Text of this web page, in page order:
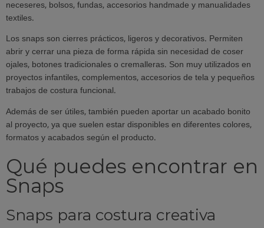
neceseres, bolsos, fundas, accesorios handmade y manualidades
textiles.
Los snaps son cierres prácticos, ligeros y decorativos. Permiten
abrir y cerrar una pieza de forma rápida sin necesidad de coser
ojales, botones tradicionales o cremalleras. Son muy utilizados en
proyectos infantiles, complementos, accesorios de tela y pequeños
trabajos de costura funcional.
Además de ser útiles, también pueden aportar un acabado bonito
al proyecto, ya que suelen estar disponibles en diferentes colores,
formatos y acabados según el producto.
Qué puedes encontrar en
Snaps
Snaps para costura creativa